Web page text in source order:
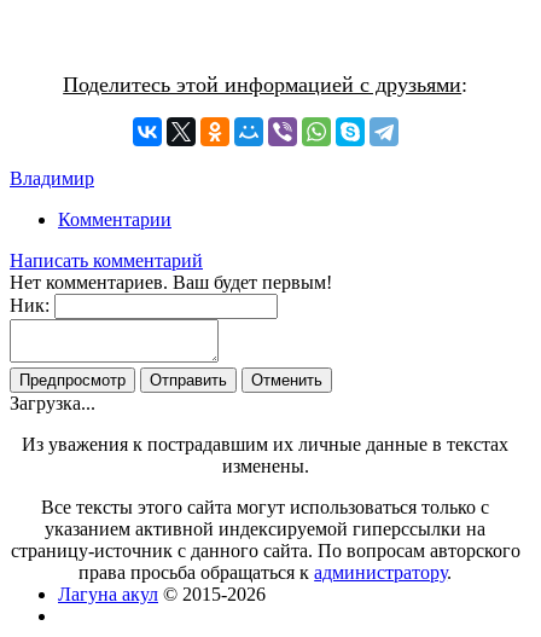
Поделитесь этой информацией с друзьями:
Владимир
Комментарии
Написать комментарий
Нет комментариев. Ваш будет первым!
Ник:
Загрузка...
Из уважения к пострадавшим их личные данные в текстах
изменены.
Все тексты этого сайта могут использоваться только с
указанием активной индексируемой гиперссылки на
страницу-источник с данного сайта. По вопросам авторского
права просьба обращаться кадминистратору.
Лагуна акул © 2015-2026